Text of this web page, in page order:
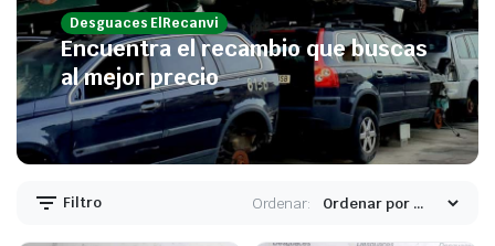
Desguaces ElRecanvi
Encuentra el recambio que buscas
al mejor precio
Filtro Ordenar: